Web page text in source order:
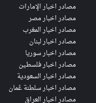
مصادر اخبار الإمارات
مصادر اخبار مصر
مصادر اخبار المغرب
مصادر اخبار لبنان
مصادر اخبار سوريا
مصادر اخبار فلسطين
مصادر اخبار السعودية
مصادر اخبار سلطنة عُمان
مصادر اخبار العراق